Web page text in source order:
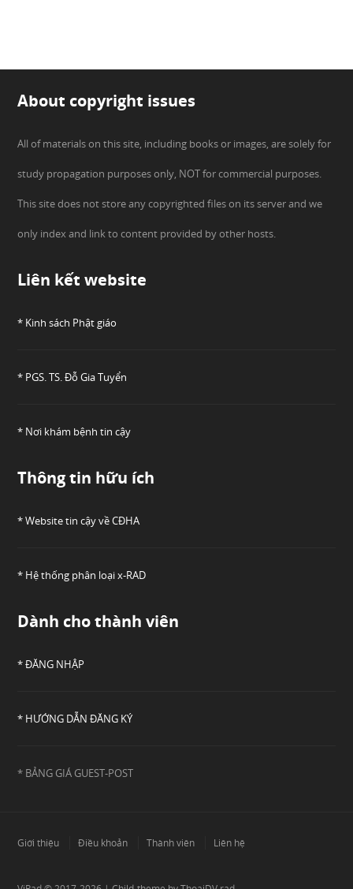
About copyright issues
All of materials on this site, including books or images, are solely for
study propagation purposes only, NOT for commercial purposes.
This site does not store any copyrighted files on its server and we
only index and link to content provided by other hosts.
Liên kết website
* Kinh sách Phật giáo
* PGS. TS. Đỗ Gia Tuyển
* Nơi khám bệnh tin cậy
Thông tin hữu ích
* Website tin cậy về CĐHA
* Hệ thống phân loại x-RAD
Dành cho thành viên
* ĐĂNG NHẬP
* HƯỚNG DẪN ĐĂNG KÝ
* BẢNG GIÁ GUEST-POST
Giới thiệu Điều khoản Thành viên Liên hệ